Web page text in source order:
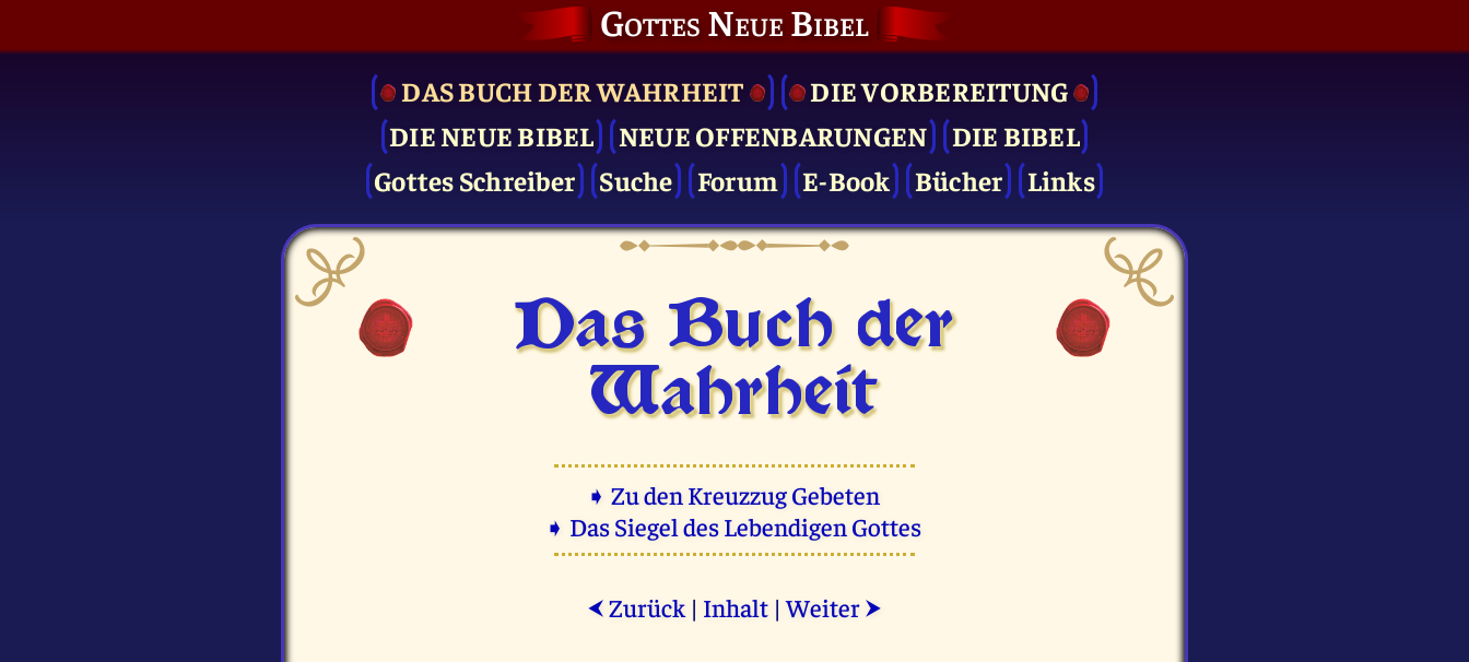
Gottes Neue Bibel
DAS BUCH DER WAHRHEIT
DIE VOR­BEREITUNG
DIE NEUE BIBEL
NEUE OFFENBARUNGEN
DIE BIBEL
Gottes Schreiber
Suche Forum E-Book Bücher Links
Das Buch der
Wahrheit
➧ Zu den Kreuzzug Gebeten
➧ Das Siegel des Lebendigen Gottes
⮜ Zurück | Inhalt |Weiter ⮞